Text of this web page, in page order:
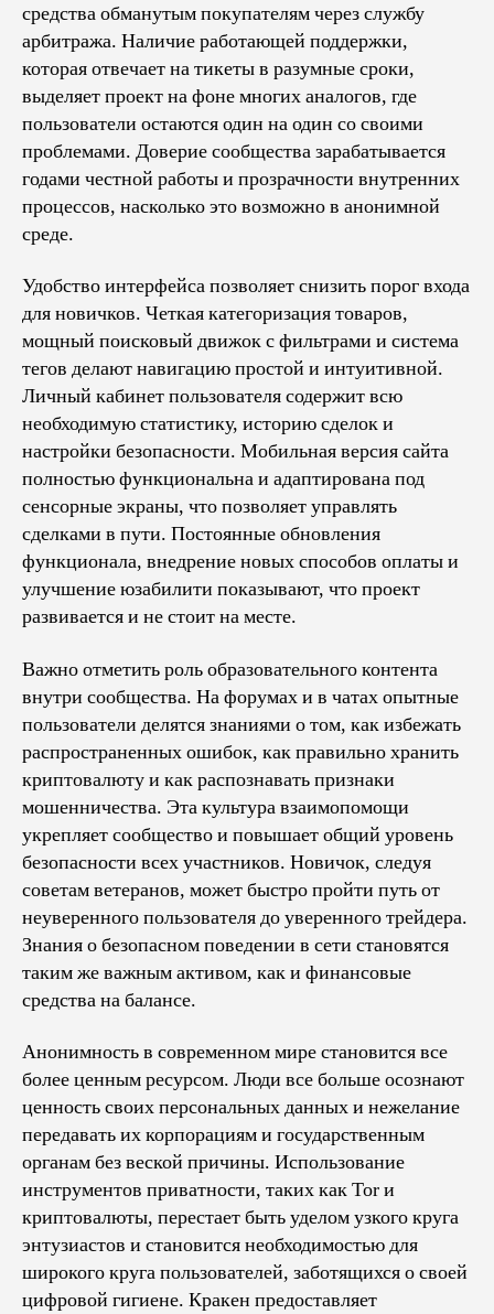
средства обманутым покупателям через службу
арбитража. Наличие работающей поддержки,
которая отвечает на тикеты в разумные сроки,
выделяет проект на фоне многих аналогов, где
пользователи остаются один на один со своими
проблемами. Доверие сообщества зарабатывается
годами честной работы и прозрачности внутренних
процессов, насколько это возможно в анонимной
среде.
Удобство интерфейса позволяет снизить порог входа
для новичков. Четкая категоризация товаров,
мощный поисковый движок с фильтрами и система
тегов делают навигацию простой и интуитивной.
Личный кабинет пользователя содержит всю
необходимую статистику, историю сделок и
настройки безопасности. Мобильная версия сайта
полностью функциональна и адаптирована под
сенсорные экраны, что позволяет управлять
сделками в пути. Постоянные обновления
функционала, внедрение новых способов оплаты и
улучшение юзабилити показывают, что проект
развивается и не стоит на месте.
Важно отметить роль образовательного контента
внутри сообщества. На форумах и в чатах опытные
пользователи делятся знаниями о том, как избежать
распространенных ошибок, как правильно хранить
криптовалюту и как распознавать признаки
мошенничества. Эта культура взаимопомощи
укрепляет сообщество и повышает общий уровень
безопасности всех участников. Новичок, следуя
советам ветеранов, может быстро пройти путь от
неуверенного пользователя до уверенного трейдера.
Знания о безопасном поведении в сети становятся
таким же важным активом, как и финансовые
средства на балансе.
Анонимность в современном мире становится все
более ценным ресурсом. Люди все больше осознают
ценность своих персональных данных и нежелание
передавать их корпорациям и государственным
органам без веской причины. Использование
инструментов приватности, таких как Tor и
криптовалюты, перестает быть уделом узкого круга
энтузиастов и становится необходимостью для
широкого круга пользователей, заботящихся о своей
цифровой гигиене. Кракен предоставляет